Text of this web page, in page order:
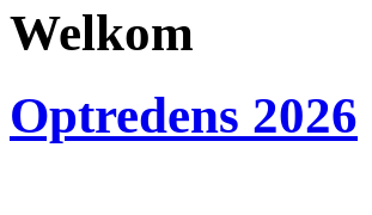
Welkom
Optredens 2026